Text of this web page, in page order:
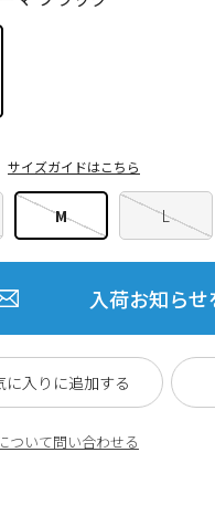
M L
サイズガイドはこちら
入荷お知ら
ついて問い合わせる
に入りに追加する